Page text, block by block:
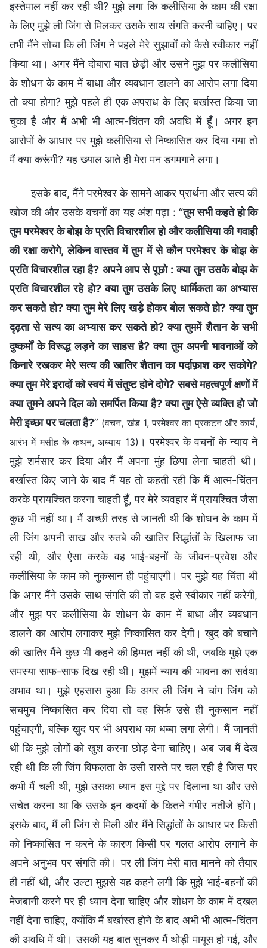
इस्तेमाल नहीं कर रही थी? मुझे लगा कि कलीसिया के काम की रक्षा
के लिए मुझे ली जिंग से मिलकर उसके साथ संगति करनी चाहिए। पर
तभी मैंने सोचा कि ली जिंग ने पहले मेरे सुझावों को कैसे स्वीकार नहीं
किया था। अगर मैंने दोबारा बात छेड़ी और उसने मुझ पर कलीसिया
के शोधन के काम में बाधा और व्यवधान डालने का आरोप लगा दिया
तो क्या होगा? मुझे पहले ही एक अपराध के लिए बर्खास्त किया जा
चुका है और मैं अभी भी आत्म-चिंतन की अवधि में हूँ। अगर इन
आरोपों के आधार पर मुझे कलीसिया से निष्कासित कर दिया गया तो
मैं क्या करूंगी? यह ख्याल आते ही मेरा मन डगमगाने लगा।
इसके बाद, मैंने परमेश्वर के सामने आकर प्रार्थना और सत्य की
खोज की और उसके वचनों का यह अंश पढ़ा : “तुम सभी कहते हो कि
तुम परमेश्वर के बोझ के प्रति विचारशील हो और कलीसिया की गवाही
की रक्षा करोगे, लेकिन वास्तव में तुम में से कौन परमेश्वर के बोझ के
प्रति विचारशील रहा है? अपने आप से पूछो : क्या तुम उसके बोझ के
प्रति विचारशील रहे हो? क्या तुम उसके लिए धार्मिकता का अभ्यास
कर सकते हो? क्या तुम मेरे लिए खड़े होकर बोल सकते हो? क्या तुम
दृढ़ता से सत्य का अभ्यास कर सकते हो? क्या तुममें शैतान के सभी
दुष्कर्मों के विरूद्ध लड़ने का साहस है? क्या तुम अपनी भावनाओं को
किनारे रखकर मेरे सत्य की खातिर शैतान का पर्दाफ़ाश कर सकोगे?
क्या तुम मेरे इरादों को स्वयं में संतुष्ट होने दोगे? सबसे महत्वपूर्ण क्षणों में
क्या तुमने अपने दिल को समर्पित किया है? क्या तुम ऐसे व्यक्ति हो जो
मेरी इच्छा पर चलता है?” (वचन, खंड 1, परमेश्वर का प्रकटन और कार्य,
आरंभ में मसीह के कथन, अध्याय 13) । परमेश्वर के वचनों के न्याय ने
मुझे शर्मसार कर दिया और मैं अपना मुंह छिपा लेना चाहती थी।
बर्खास्त किए जाने के बाद मैं यह तो कहती रही कि मैं आत्म-चिंतन
करके प्रायश्चित करना चाहती हूँ, पर मेरे व्यवहार में प्रायश्चित जैसा
कुछ भी नहीं था। मैं अच्छी तरह से जानती थी कि शोधन के काम में
ली जिंग अपनी साख और रुतबे की खातिर सिद्धांतों के खिलाफ जा
रही थी, और ऐसा करके वह भाई-बहनों के जीवन-प्रवेश और
कलीसिया के काम को नुकसान ही पहुंचाएगी। पर मुझे यह चिंता थी
कि अगर मैंने उसके साथ संगति की तो वह इसे स्वीकार नहीं करेगी,
और मुझ पर कलीसिया के शोधन के काम में बाधा और व्यवधान
डालने का आरोप लगाकर मुझे निष्कासित कर देगी। खुद को बचाने
की खातिर मैंने कुछ भी कहने की हिम्मत नहीं की थी, जबकि मुझे एक
समस्या साफ-साफ दिख रही थी। मुझमें न्याय की भावना का सर्वथा
अभाव था। मुझे एहसास हुआ कि अगर ली जिंग ने चांग जिंग को
सचमुच निष्कासित कर दिया तो वह सिर्फ उसे ही नुकसान नहीं
पहुंचाएगी, बल्कि खुद पर भी अपराध का धब्बा लगा लेगी। मैं जानती
थी कि मुझे लोगों को खुश करना छोड़ देना चाहिए। अब जब मैं देख
रही थी कि ली जिंग विफलता के उसी रास्ते पर चल रही है जिस पर
कभी मैं चली थी, मुझे उसका ध्यान इस मुद्दे पर दिलाना था और उसे
सचेत करना था कि उसके इन कदमों के कितने गंभीर नतीजे होंगे।
इसके बाद, मैं ली जिंग से मिली और मैंने सिद्धांतों के आधार पर किसी
को निष्कासित न करने के कारण किसी पर गलत आरोप लगाने के
अपने अनुभव पर संगति की। पर ली जिंग मेरी बात मानने को तैयार
ही नहीं थी, और उल्टा मुझसे यह कहने लगी कि मुझे भाई-बहनों की
मेजबानी करने पर ही ध्यान देना चाहिए और शोधन के काम में दखल
नहीं देना चाहिए, क्योंकि मैं बर्खास्त होने के बाद अभी भी आत्म-चिंतन
की अवधि में थी। उसकी यह बात सुनकर मैं थोड़ी मायूस हो गई, और